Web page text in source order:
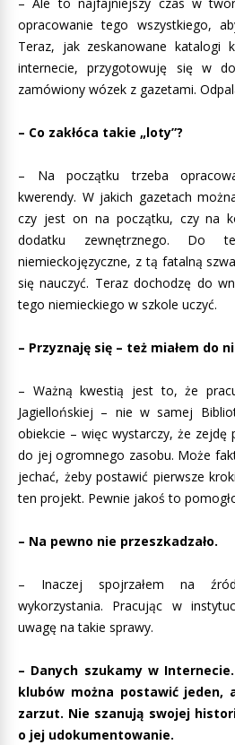
– Ale to najfajniejszy czas w
opracowanie tego wszystkiego,
Teraz, jak zeskanowane katalogi
internecie, przygotowuję się w
zamówiony wózek z gazetami.
– Co zakłóca takie „loty”?
– Na początku trzeba
kwerendy. W jakich gazetach
czy jest on na początku, czy na
dodatku zewnętrznego. Do
niemieckojęzyczne, z tą fatalną
się nauczyć. Teraz dochodzę do
tego niemieckiego w szkole uczyć.
– Przyznaję się – też miałem do
– Ważną kwestią jest to, że
Jagiellońskiej – nie w samej
obiekcie – więc wystarczy, że
do jej ogromnego zasobu. Może
jechać, żeby postawić pierwsze
ten projekt. Pewnie jakoś to
– Na pewno nie przeszkadzało.
– Inaczej spojrzałem na
wykorzystania. Pracując w
uwagę na takie sprawy.
– Danych szukamy w
klubów można postawić jeden,
zarzut. Nie szanują swojej
o jej udokumentowanie.